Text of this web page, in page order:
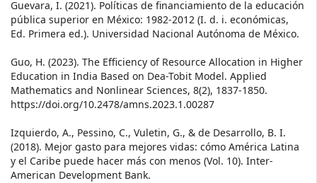
Guevara, I. (2021). Políticas de financiamiento de la educación
pública superior en México: 1982-2012 (I. d. i. económicas,
Ed. Primera ed.). Universidad Nacional Autónoma de México.
Guo, H. (2023). The Efficiency of Resource Allocation in Higher
Education in India Based on Dea-Tobit Model. Applied
Mathematics and Nonlinear Sciences, 8(2), 1837-1850.
https://doi.org/10.2478/amns.2023.1.00287
Izquierdo, A., Pessino, C., Vuletin, G., & de Desarrollo, B. I.
(2018). Mejor gasto para mejores vidas: cómo América Latina
y el Caribe puede hacer más con menos (Vol. 10). Inter-
American Development Bank.